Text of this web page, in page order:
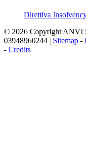
Direttiva
© 2026 Copyright ANVI
03948960244 | Sitemap -
- Credits